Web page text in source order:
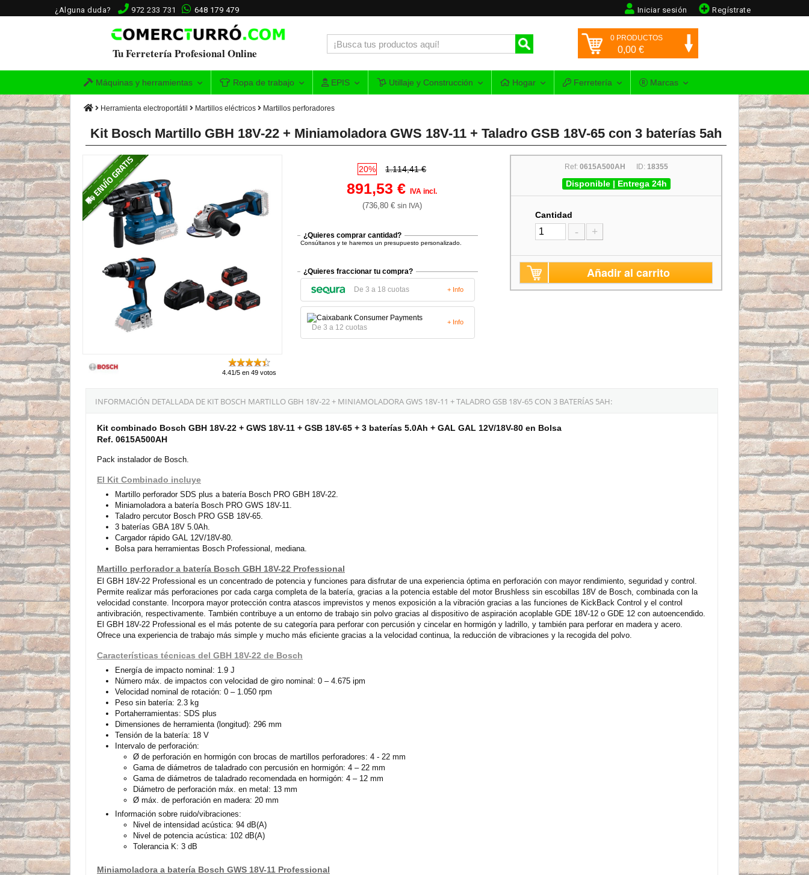
¿Alguna duda? 972 233 731 648 179 479 Regístrate
Iniciar sesión
Tu Ferretería Profesional Online
0 PRODUCTOS
0,00 €
Máquinas y herramientas Ropa de trabajo EPIS Utillaje y Construcción Hogar Ferretería Marcas
Herramienta electroportátil Martillos eléctricos Martillos perforadores
Kit Bosch Martillo GBH 18V-22 + Miniamoladora GWS 18V-11 + Taladro GSB 18V-65 con 3 baterías 5ah
4.41/5 en 49 votos
20% 1.114,41 €
891,53 €IVA incl.
(736,80 € sin IVA)
¿Quieres comprar cantidad?
Consúltanos y te haremos un presupuesto personalizado.
¿Quieres fraccionar tu compra?
De 3 a 18 cuotas + Info
De 3 a 12 cuotas
+ Info
Ref: 0615A500AH ID: 18355
Disponible | Entrega 24h
Cantidad
- +
Añadir al carrito
INFORMACIÓN DETALLADA DE KIT BOSCH MARTILLO GBH 18V-22 + MINIAMOLADORA GWS 18V-11 + TALADRO GSB 18V-65 CON 3 BATERÍAS 5AH:
Kit combinado Bosch GBH 18V-22 + GWS 18V-11 + GSB 18V-65 + 3 baterías 5.0Ah + GAL GAL 12V/18V-80 en Bolsa
Ref. 0615A500AH
Pack instalador de Bosch.
El Kit Combinado incluye
Martillo perforador SDS plus a batería Bosch PRO GBH 18V-22.
Miniamoladora a batería Bosch PRO GWS 18V-11.
Taladro percutor Bosch PRO GSB 18V-65.
3 baterías GBA 18V 5.0Ah.
Cargador rápido GAL 12V/18V-80.
Bolsa para herramientas Bosch Professional, mediana.
Martillo perforador a batería Bosch GBH 18V-22 Professional
El GBH 18V-22 Professional es un concentrado de potencia y funciones para disfrutar de una experiencia óptima en perforación con mayor rendimiento, seguridad y control.
Permite realizar más perforaciones por cada carga completa de la batería, gracias a la potencia estable del motor Brushless sin escobillas 18V de Bosch, combinada con la
velocidad constante. Incorpora mayor protección contra atascos imprevistos y menos exposición a la vibración gracias a las funciones de KickBack Control y el control
antivibración, respectivamente. También contribuye a un entorno de trabajo sin polvo gracias al dispositivo de aspiración acoplable GDE 18V-12 o GDE 12 con autoencendido.
El GBH 18V-22 Professional es el más potente de su categoría para perforar con percusión y cincelar en hormigón y ladrillo, y también para perforar en madera y acero.
Ofrece una experiencia de trabajo más simple y mucho más eficiente gracias a la velocidad continua, la reducción de vibraciones y la recogida del polvo.
Características técnicas del GBH 18V-22 de Bosch
Energía de impacto nominal: 1.9 J
Número máx. de impactos con velocidad de giro nominal: 0 – 4.675 ipm
Velocidad nominal de rotación: 0 – 1.050 rpm
Peso sin batería: 2.3 kg
Portaherramientas: SDS plus
Dimensiones de herramienta (longitud): 296 mm
Tensión de la batería: 18 V
Intervalo de perforación:
Ø de perforación en hormigón con brocas de martillos perforadores: 4 - 22 mm
Gama de diámetros de taladrado con percusión en hormigón: 4 – 22 mm
Gama de diámetros de taladrado recomendada en hormigón: 4 – 12 mm
Diámetro de perforación máx. en metal: 13 mm
Ø máx. de perforación en madera: 20 mm
Información sobre ruido/vibraciones:
Nivel de intensidad acústica: 94 dB(A)
Nivel de potencia acústica: 102 dB(A)
Tolerancia K: 3 dB
Miniamoladora a batería Bosch GWS 18V-11 Professional